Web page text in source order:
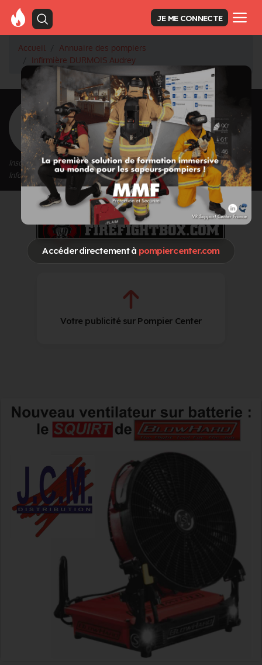
Accéder directement à pompiercenter.com
JE ME CONNECTE
Accueil
Annuaire des pompiers
Infirmière DURMOIS Audrey
<Retour à la liste des pompiers
DURMOIS Audrey
Grade : Infirmière
Inscrit depuis le 15/09/2020 à 14:58
Informations mises à jour le 15/09/2020 à 15:00
Votre publicité sur Pompier Center